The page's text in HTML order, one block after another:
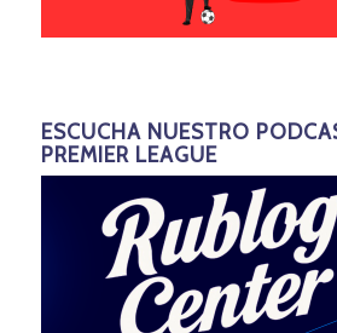
ESCUCHA NUESTRO
PREMIER LEAGUE